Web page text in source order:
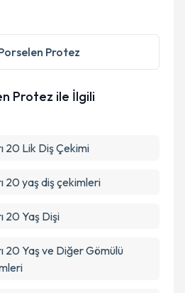
işlenmesine ilişkinAydınlatma
ve kişisel verilerimin belirtilen
kabul ediyorum.
Talebini Gönder
Protez
Protez ile İlgili
20 Lik Diş Çekimi
20 yaş diş çekimleri
20 Yaş Dişi
20 Yaş ve Diğer Gömülü